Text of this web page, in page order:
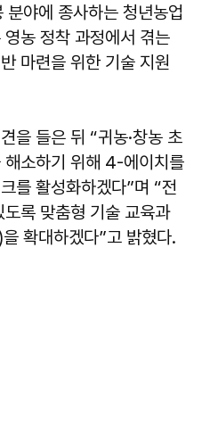
분야에 종사하는 청년농업
농 정착 과정에서 겪는
마련을 위한 기술 지원
을 들은 뒤 “귀농·창농 초
해소하기 위해 4-에이치를
를 활성화하겠다”며 “전
록 맞춤형 기술 교육과
확대하겠다”고 밝혔다.